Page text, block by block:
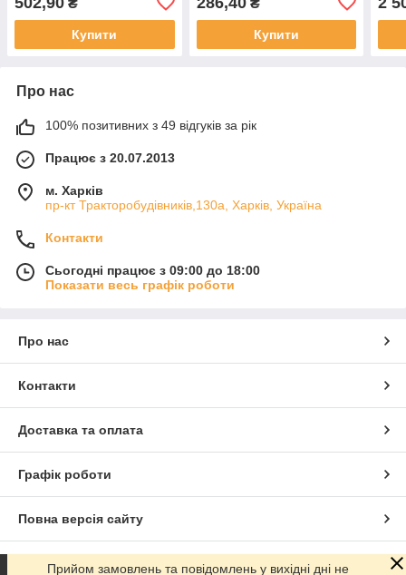
Купити Купити
Про нас
100% позитивних з 49 відгуків за рік
Працює з 20.07.2013
м. Харків
пр-кт Тракторобудівників,130а, Харків, Україна
Контакти
Сьогодні працює з 09:00 до 18:00
Показати весь графік роботи
Про нас
Контакти
Доставка та оплата
Графік роботи
Повна версія сайту
Сайт створено на маркетплейсі
Прийом замовлень та повідомлень у вихідні дні не